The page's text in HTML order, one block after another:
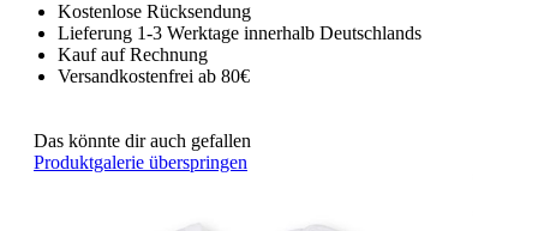
Kostenlose Rücksendung
Lieferung 1-3 Werktage innerhalb Deutschlands
Kauf auf Rechnung
Versandkostenfrei ab 80€
Das könnte dir auch gefallen
Produktgalerie überspringen